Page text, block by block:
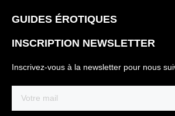
GUIDES ÉROTIQUES
INSCRIPTION NEWSLETTER
Inscrivez-vous à la newsletter pour nous